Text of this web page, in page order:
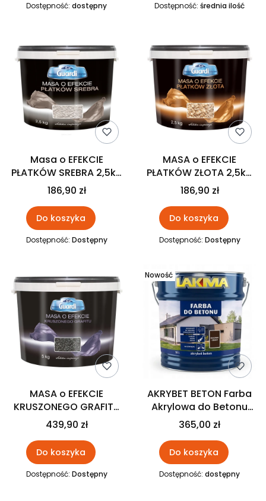
Dostępność: dostępny Dostępność: średnia ilość
Masa o EFEKCIE
PŁATKÓW SREBRA 2,5kg
Guardi
186,90 zł
Do koszyka
Dostępność: Dostępny
MASA o EFEKCIE
PŁATKÓW ZŁOTA 2,5kg
Guardi
186,90 zł
Do koszyka
Dostępność: Dostępny
MASA o EFEKCIE
KRUSZONEGO GRAFITU
5kg Guardi
439,90 zł
Do koszyka
Dostępność: Dostępny
Nowość
AKRYBET BETON Farba
Akrylowa do Betonu
CIEMNY BRĄZOWY 10L
LAKMA
365,00 zł
Do koszyka
Dostępność: dostępny